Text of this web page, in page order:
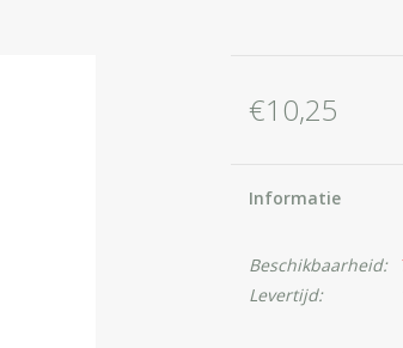
€10,25
Informatie
Beschikbaarheid:
Levertijd: